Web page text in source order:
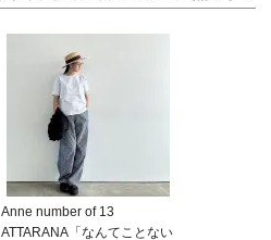
Anne number of 13
ATTARANA「なんてことない